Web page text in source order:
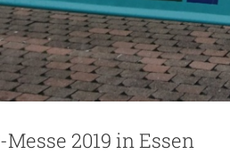
2019 in Essen